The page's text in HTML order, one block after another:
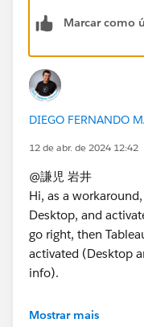
https://
a-jp/
(First, the Tableau
following:
https://
Prep Conductorを利
Marcar como
DIEGO FERNANDO
12 de abr. de 2024 12:42
@謙児 岩井​
Hi, as a
Desktop, and
go right, then
activated (Desktop
info).
If this post resolves
Mostrar mais